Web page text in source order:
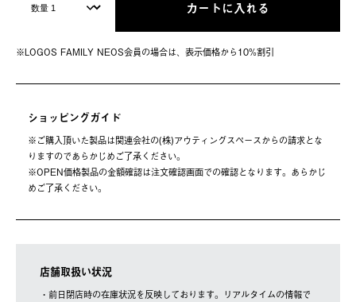
カートに入れる
※LOGOS FAMILY NEOS会員の場合は、表⽰価格から10%割引
ショッピングガイド
※ご購⼊頂いた製品は関連会社の(株)アウティングスペースからの請求とな
りますのであらかじめご了承ください。
※OPEN価格製品の⾦額確認は注⽂確認画⾯での確認となります。あらかじ
めご了承ください。
店舗取扱い状況
・前日閉店時の在庫状況を反映しております。リアルタイムの情報で